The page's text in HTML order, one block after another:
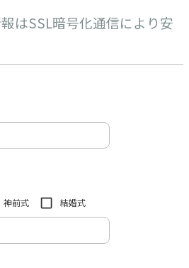
はSSL暗号化通信により安
神前式 結婚式